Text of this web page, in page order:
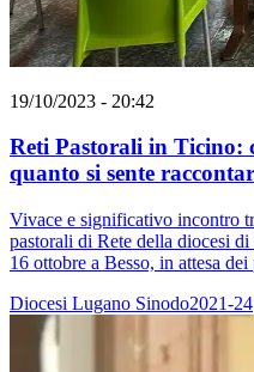
19/10/2023 - 20:42
Reti Pastorali in Ticino:
quanto si sente
Vivace e significativo incontro
pastorali di Rete della diocesi
16 ottobre a Besso, in attesa
Diocesi Lugano Sinodo2021-24